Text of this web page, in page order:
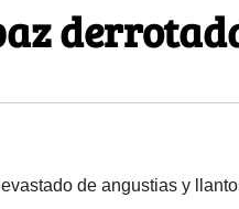
de angustias y